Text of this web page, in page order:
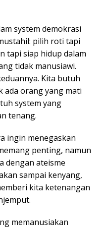
system demokrasi
pilih roti tapi
tapi siap hidup dalam
tidak manusiawi.
Kita butuh
ada orang yang mati
system yang
tenang.
ingin menegaskan
penting, namun
dengan ateisme
sampai kenyang,
kita ketenangan
memanusiakan